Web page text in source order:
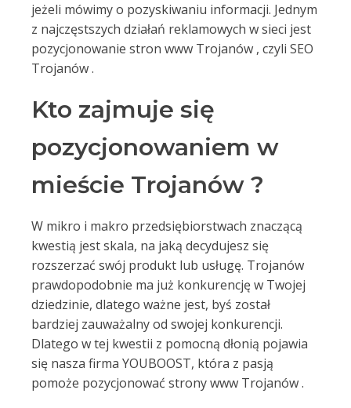
jeżeli mówimy o pozyskiwaniu informacji. Jednym
z najczęstszych działań reklamowych w sieci jest
pozycjonowanie stron www Trojanów , czyli SEO
Trojanów .
Kto zajmuje się
pozycjonowaniem w
mieście Trojanów ?
W mikro i makro przedsiębiorstwach znaczącą
kwestią jest skala, na jaką decydujesz się
rozszerzać swój produkt lub usługę. Trojanów
prawdopodobnie ma już konkurencję w Twojej
dziedzinie, dlatego ważne jest, byś został
bardziej zauważalny od swojej konkurencji.
Dlatego w tej kwestii z pomocną dłonią pojawia
się nasza firma YOUBOOST, która z pasją
pomoże pozycjonować strony www Trojanów .